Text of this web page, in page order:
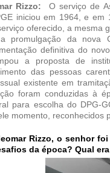
Rizzo: O serviço de
iniciou em 1964, e
oferecido, a mesma
promulgação da nova
definitiva do
a proposta de
das pessoas
existente em
foram conduzidas à
para escolha do DPG-
momento, reconhecidos
Rizzo, o senhor
da época? Qual